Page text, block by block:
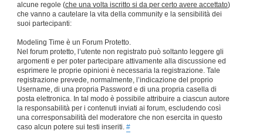
alcune regole (che una volta iscritto si da per certo avere accettato)
che vanno a cautelare la vita della community e la sensibilità dei
suoi partecipanti:
Modeling Time è un Forum Protetto.
Nel forum protetto, l’utente non registrato può soltanto leggere gli
argomenti e per poter partecipare attivamente alla discussione ed
esprimere le proprie opinioni è necessaria la registrazione. Tale
registrazione prevede, normalmente, l’indicazione del proprio
Username, di una propria Password e di una propria casella di
posta elettronica. In tal modo è possibile attribuire a ciascun autore
la responsabilità per i contenuti inviati ai forum, escludendo così
una corresponsabilità del moderatore che non esercita in questo
caso alcun potere sui testi inseriti. #